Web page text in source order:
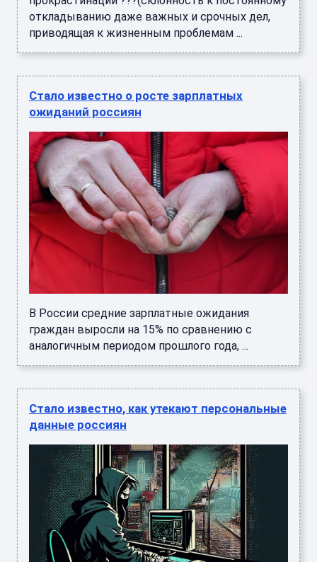
В России средние зарплатные ожидания
граждан выросли на 15% по сравнению с
аналогичным периодом прошлого года, ...
Стало известно, как утекают персональные
данные россиян
Почти треть опрошенных российских
компаний (31%) уже сталкивалась с утечками
клиентских данных. Еще 10% сотрудников
знают о таких случаях от коллег, ...
Популярный у россиян маркетплейс
закроется: что стало причиной